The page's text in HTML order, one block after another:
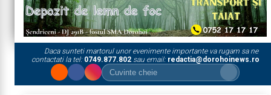
Daca sunteti martorul unor evenimente importante va rugam sa ne
contactati la tel: 0749.877.802sau email: redactia@dorohoinews.ro